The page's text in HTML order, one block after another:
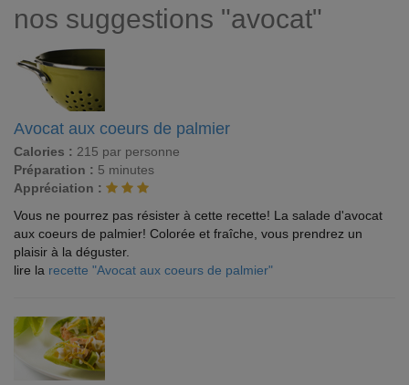
nos suggestions "avocat"
Avocat aux coeurs de palmier
Calories : 215 par personne
Préparation : 5 minutes
Appréciation :
Vous ne pourrez pas résister à cette recette! La salade d'avocat
aux coeurs de palmier! Colorée et fraîche, vous prendrez un
plaisir à la déguster.
lire la recette "Avocat aux coeurs de palmier"